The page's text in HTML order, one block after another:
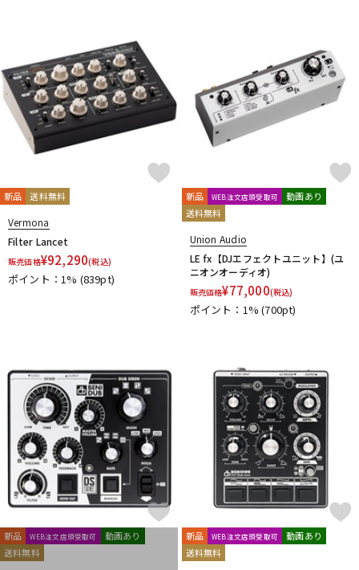
新品 送料無料
Vermona
Filter Lancet
販売価格¥92,290(税込)
ポイント：1% (839pt)
新品 WEB注文店頭受取可
動画あり
送料無料
Union Audio
LE fx【DJエフェクトユニット】(ユ
ニオンオーディオ)
販売価格¥77,000(税込)
ポイント：1%(700pt)
新品 WEB注文店頭受取可
動画あり
送料無料
新品 WEB注文店頭受取可
動画あり
送料無料